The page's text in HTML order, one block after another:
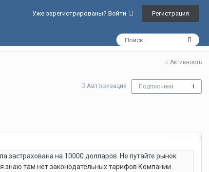
Уже зарегистрированы? Войти Регистрация
Активность
Авторизация Подписчики 1
застрахована на 10000 долларов. Не путайте рынок
знаю там нет законодательных тарифов Компании